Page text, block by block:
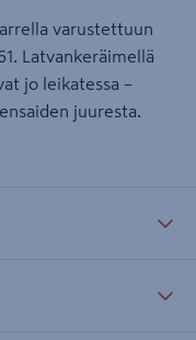
varustettuun
Latvankeräimellä
jo leikatessa –
juuresta.